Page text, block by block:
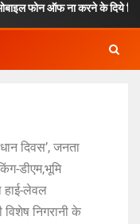
के दिये निर्देश !
दिवस’, जनता
डीएम,भूमि
हाई-लेवल
निगरानी के